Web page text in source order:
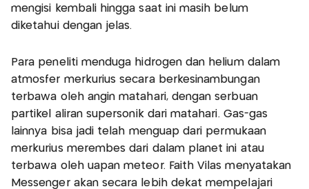
mengisi kembali hingga saat ini masih belum
diketahui dengan jelas.
Para peneliti menduga hidrogen dan helium dalam
atmosfer merkurius secara berkesinambungan
terbawa oleh angin matahari, dengan serbuan
partikel aliran supersonik dari matahari. Gas-gas
lainnya bisa jadi telah menguap dari permukaan
merkurius merembes dari dalam planet ini atau
terbawa oleh uapan meteor. Faith Vilas menyatakan
Messenger akan secara lebih dekat mempelajari